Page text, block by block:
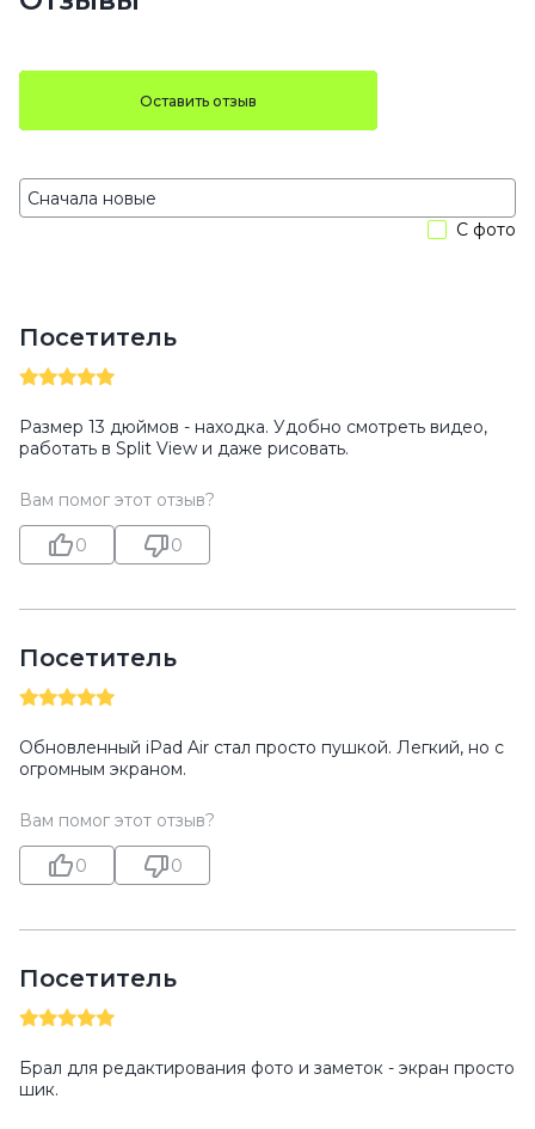
Оставить отзыв
С фото
Посетитель
Размер 13 дюймов - находка. Удобно смотреть видео,
работать в Split View и даже рисовать.
Вам помог этот отзыв?
0 0
Посетитель
Обновленный iPad Air стал просто пушкой. Легкий, но с
огромным экраном.
Вам помог этот отзыв?
0 0
Посетитель
Брал для редактирования фото и заметок - экран просто
шик.